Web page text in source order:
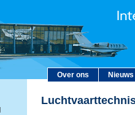
Over ons Nieuws